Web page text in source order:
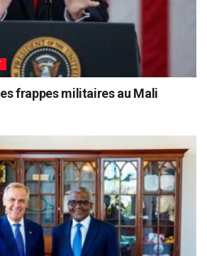
frappes militaires au Mali